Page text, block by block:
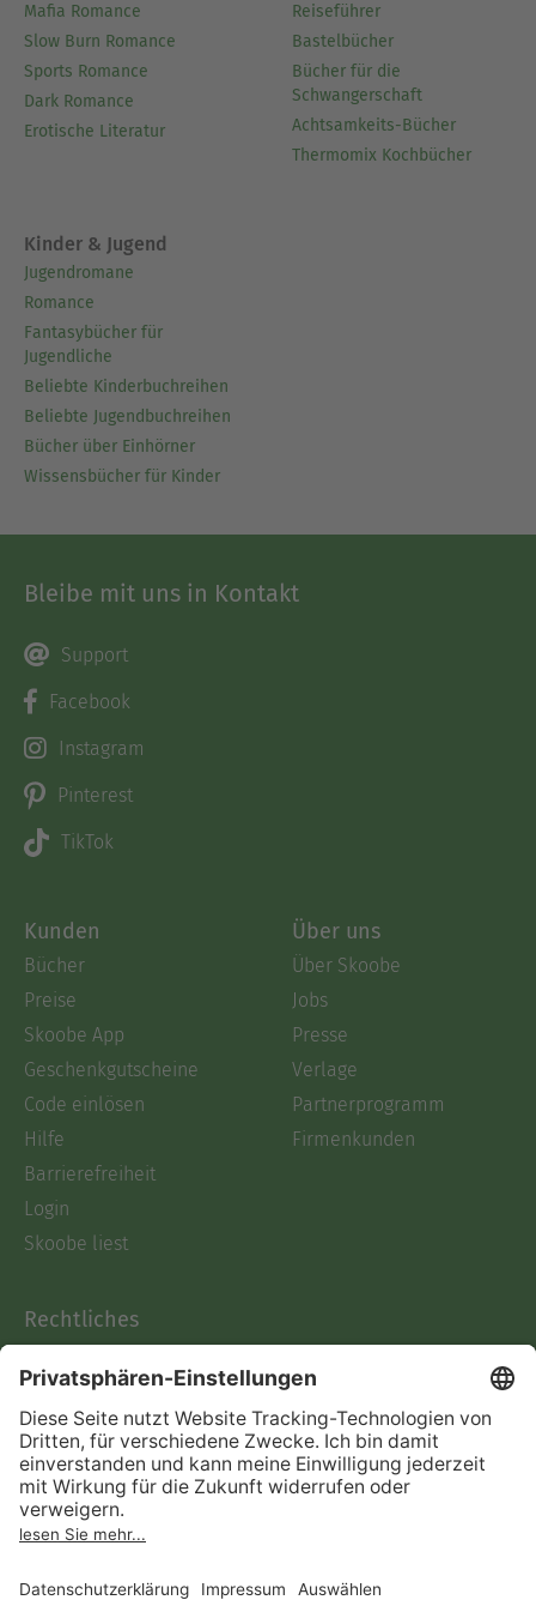
Mafia Romance
Slow Burn Romance
Sports Romance
Dark Romance
Erotische Literatur
Reiseführer
Bastelbücher
Bücher für die
Schwangerschaft
Achtsamkeits-Bücher
Thermomix Kochbücher
Kinder & Jugend
Jugendromane
Romance
Fantasybücher für
Jugendliche
Beliebte Kinderbuchreihen
Beliebte Jugendbuchreihen
Bücher über Einhörner
Wissensbücher für Kinder
Bleibe mit uns in Kontakt
Support
Facebook
Instagram
Pinterest
TikTok
Kunden
Bücher
Preise
Skoobe App
Geschenkgutscheine
Code einlösen
Hilfe
Barrierefreiheit
Login
Skoobe liest
Über uns
Über Skoobe
Jobs
Presse
Verlage
Partnerprogramm
Firmenkunden
Rechtliches
AGB
Informationen nach Data
Act
Verträge hier kündigen
Impressum